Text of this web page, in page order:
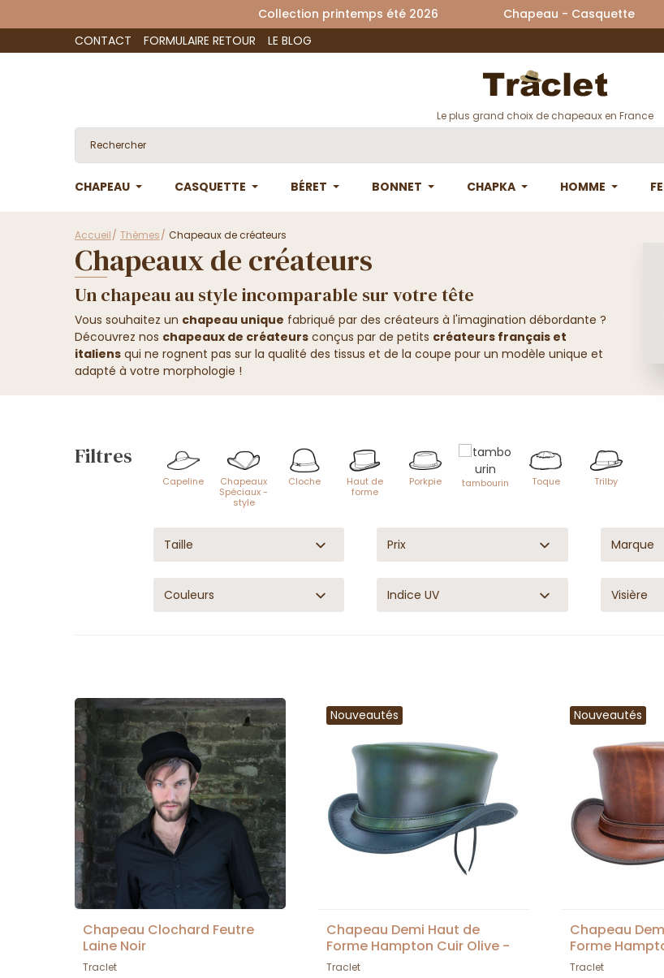
Collection printemps été 2026 Chapeau -
CONTACT
FORMULAIRE RETOUR LE BLOG
Le plus grand choix de chapeaux en France
CHAPEAU CASQUETTE BÉRET BONNET CHAPKA HOMME
Accueil Thèmes Chapeaux de créateurs
Chapeaux de créateurs
Un chapeau au style incomparable sur votre tête
Vous souhaitez un chapeau unique fabriqué par des créateurs à l'imagination débordante ?
Découvrez nos chapeaux de créateurs conçus par de petits créateurs français et
italiens qui ne rognent pas sur la qualité des tissus et de la coupe pour un modèle unique et
adapté à votre morphologie !
Filtres
Capeline
Chapeaux
Spéciaux -
style
Cloche
Haut de
forme
Porkpie tambourin Toque Trilby
Taille Prix Marque
Couleurs Indice UV Visière
Chapeau Clochard Feutre
Laine Noir
Traclet
Nouveautés
Chapeau Demi Haut de
Forme Hampton Cuir Olive -
Head'nHome
Traclet
Nouveautés
Chapeau
Forme
Head'nHome
Traclet